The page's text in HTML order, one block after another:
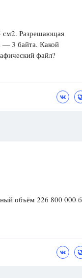
М.М., Габриелян
Г.Е.,Цыбулько И.П.,
Красота,
см2. Разрешающая
— 3 байта. Какой
файл?
объём 226 800 000